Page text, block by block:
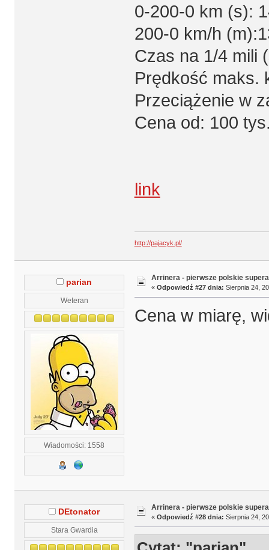
0-200-0 km (s):
200-0 km/h
Czas na 1/4 mili
Prędkość maks.
Przeciążenie w
Cena od: 100
link
http://pajacyk.pl/
parian
Weteran
Wiadomości: 1558
Arrinera - pierwsze polskie
« Odpowiedź #27 dnia: Sierpnia 24,
Cena w miarę,
DEtonator
Stara Gwardia
Arrinera - pierwsze polskie
« Odpowiedź #28 dnia: Sierpnia 24,